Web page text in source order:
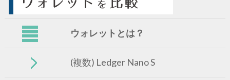
ウォレットとは？
(複数) Ledger Nano S